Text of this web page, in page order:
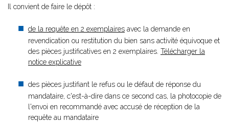
Il convient de faire le dépôt :
de la requête en 2 exemplaires avec la demande en
revendication ou restitution du bien sans activité équivoque et
des pièces justificatives en 2 exemplaires. Télécharger la
notice explicative
des pièces justifiant le refus ou le défaut de réponse du
mandataire, c'est-à-dire dans ce second cas, la photocopie de
l'envoi en recommandé avec accusé de réception de la
requête au mandataire